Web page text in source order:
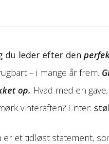
du leder efter den
– i mange år frem.
op. Hvad med en
vinteraften? Enter:
er et tidløst statement,